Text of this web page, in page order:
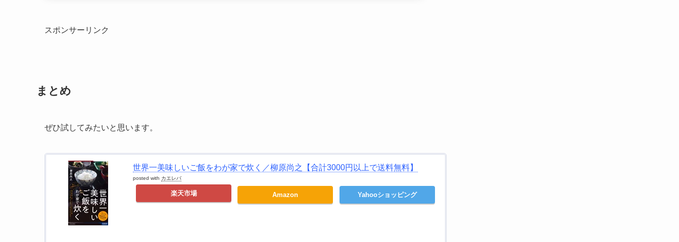
スポンサーリンク
まとめ
ぜひ試してみたいと思います。
世界一美味しいご飯をわが家で炊く／柳原尚之【合計3000円以上で送料無料】
posted with カエレバ
楽天市場 Amazon Yahooショッピング